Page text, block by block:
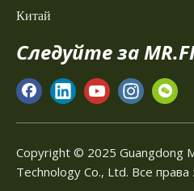
Китай
Следуйте за
Copyright © 2025 Guangdong
Technology Co., Ltd. Все